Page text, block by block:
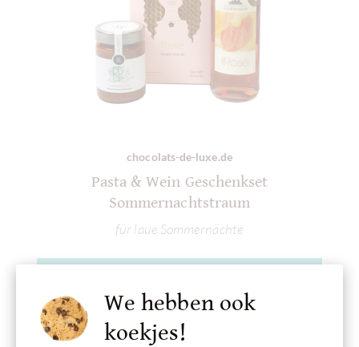
chocolats-de-luxe.de
Pasta & Wein Geschenkset
Sommernachtstraum
für laue Sommernächte
Momenteel uitverkocht !
We hebben ook
koekjes!